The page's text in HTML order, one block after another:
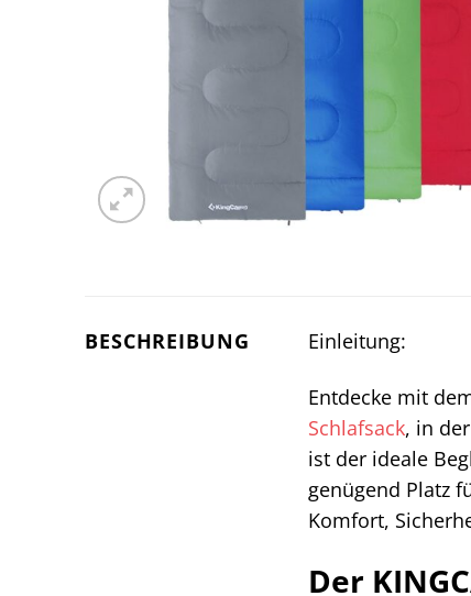
BESCHREIBUNG Einleitung:
Entdecke mit
Schlafsack, in
ist der ideale
genügend Platz
Komfort,
Der